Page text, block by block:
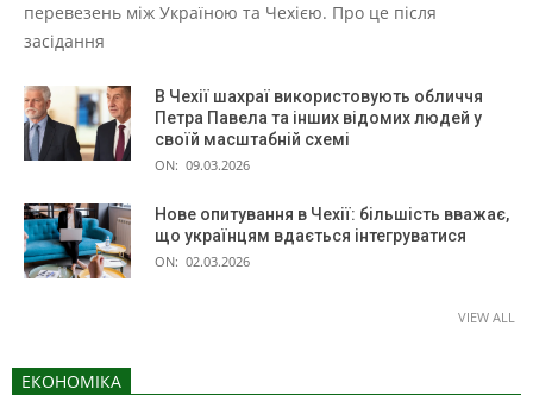
перевезень між Україною та Чехією. Про це після
засідання
В Чехії шахраї використовують обличчя
Петра Павела та інших відомих людей у
своїй масштабній схемі
ON: 09.03.2026
Нове опитування в Чехії: більшість вважає,
що українцям вдається інтегруватися
ON: 02.03.2026
VIEW ALL
ЕКОНОМІКА